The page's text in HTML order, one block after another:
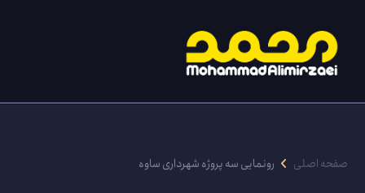
صفحه اصلی رونمایی سه پروژه شهرداری ساوه